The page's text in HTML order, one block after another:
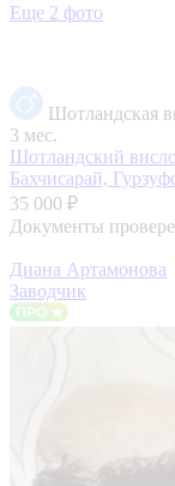
Еще 2 фото
Шотландская
3 мес.
Шотландский
Бахчисарай,
35 000 ₽
Документы
Диана Артамонова
Заводчик